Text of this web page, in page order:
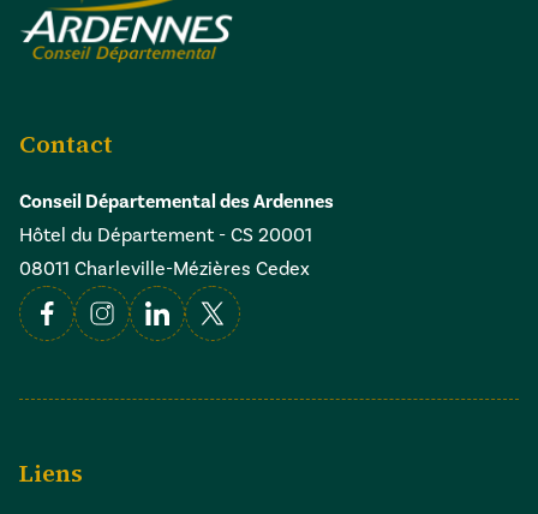
Contact
Conseil Départemental des Ardennes
Hôtel du Département - CS 20001
08011 Charleville-Mézières Cedex
FacebookInstagramLinkedin
X
Liens